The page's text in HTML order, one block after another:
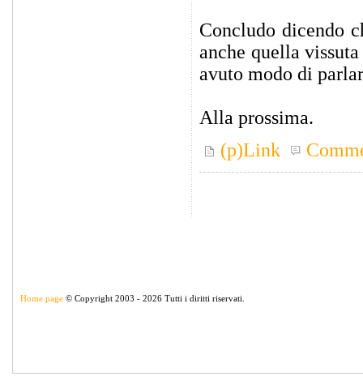
Concludo dicendo
anche quella
avuto modo di
Alla prossima.
(p)Link
Home page © Copyright 2003 - 2026 Tutti i diritti riservati.